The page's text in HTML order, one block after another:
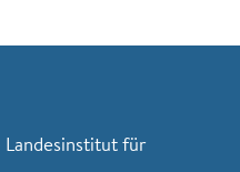
Landesinstitut für